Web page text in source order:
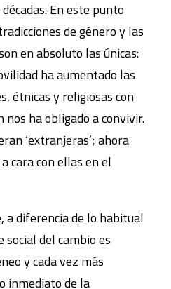
En este punto
de género y las
en absoluto las únicas:
ha aumentado las
étnicas y religiosas con
nos ha obligado a convivir.
‘extranjeras’; ahora
cara con ellas en el
a diferencia de lo habitual
social del cambio es
y cada vez más
inmediato de la